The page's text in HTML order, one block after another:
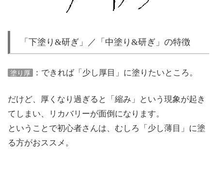
「下塗り&研ぎ」／「中塗り&研ぎ」の特徴
塗り厚 ：できれば「少し厚目」に塗りたいところ。
だけど、厚くなり過ぎると「縮み」という現象が起き
てしまい、リカバリーが面倒になります。
ということで初心者さんは、むしろ「少し薄目」に塗
る方がおススメ。